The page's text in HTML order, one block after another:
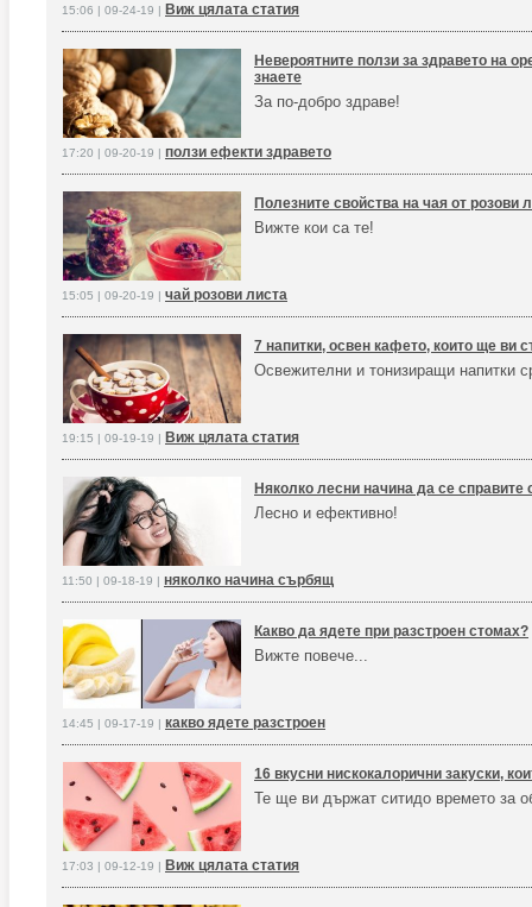
15:06 | 09-24-19 | Виж цялата статия
Невероятните ползи за здравето на
знаете
За по-добро здраве!
17:20 | 09-20-19 | ползи ефекти здравето
Полезните свойства на чая от розови
Вижте кои са те!
15:05 | 09-20-19 | чай розови листа
7 напитки, освен кафето, които ще ви
Освежителни и тонизиращи напитки
19:15 | 09-19-19 | Виж цялата статия
Няколко лесни начина да се
Лесно и ефективно!
11:50 | 09-18-19 | няколко начина сърбящ
Какво да ядете при разстроен стомах?
Вижте повече...
14:45 | 09-17-19 | какво ядете разстроен
16 вкусни нискокалорични закуски,
Те ще ви държат ситидо времето за
17:03 | 09-12-19 | Виж цялата статия